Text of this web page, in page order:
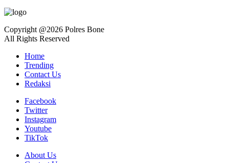
Copyright @2026 Polres Bone
All Rights Reserved
Home
Trending
Contact Us
Redaksi
Facebook
Twitter
Instagram
Youtube
TikTok
About Us